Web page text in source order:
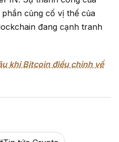
củng cố vị thế của
đang cạnh tranh
khi Bitcoin điều chỉnh về